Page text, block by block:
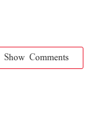
Show Comments